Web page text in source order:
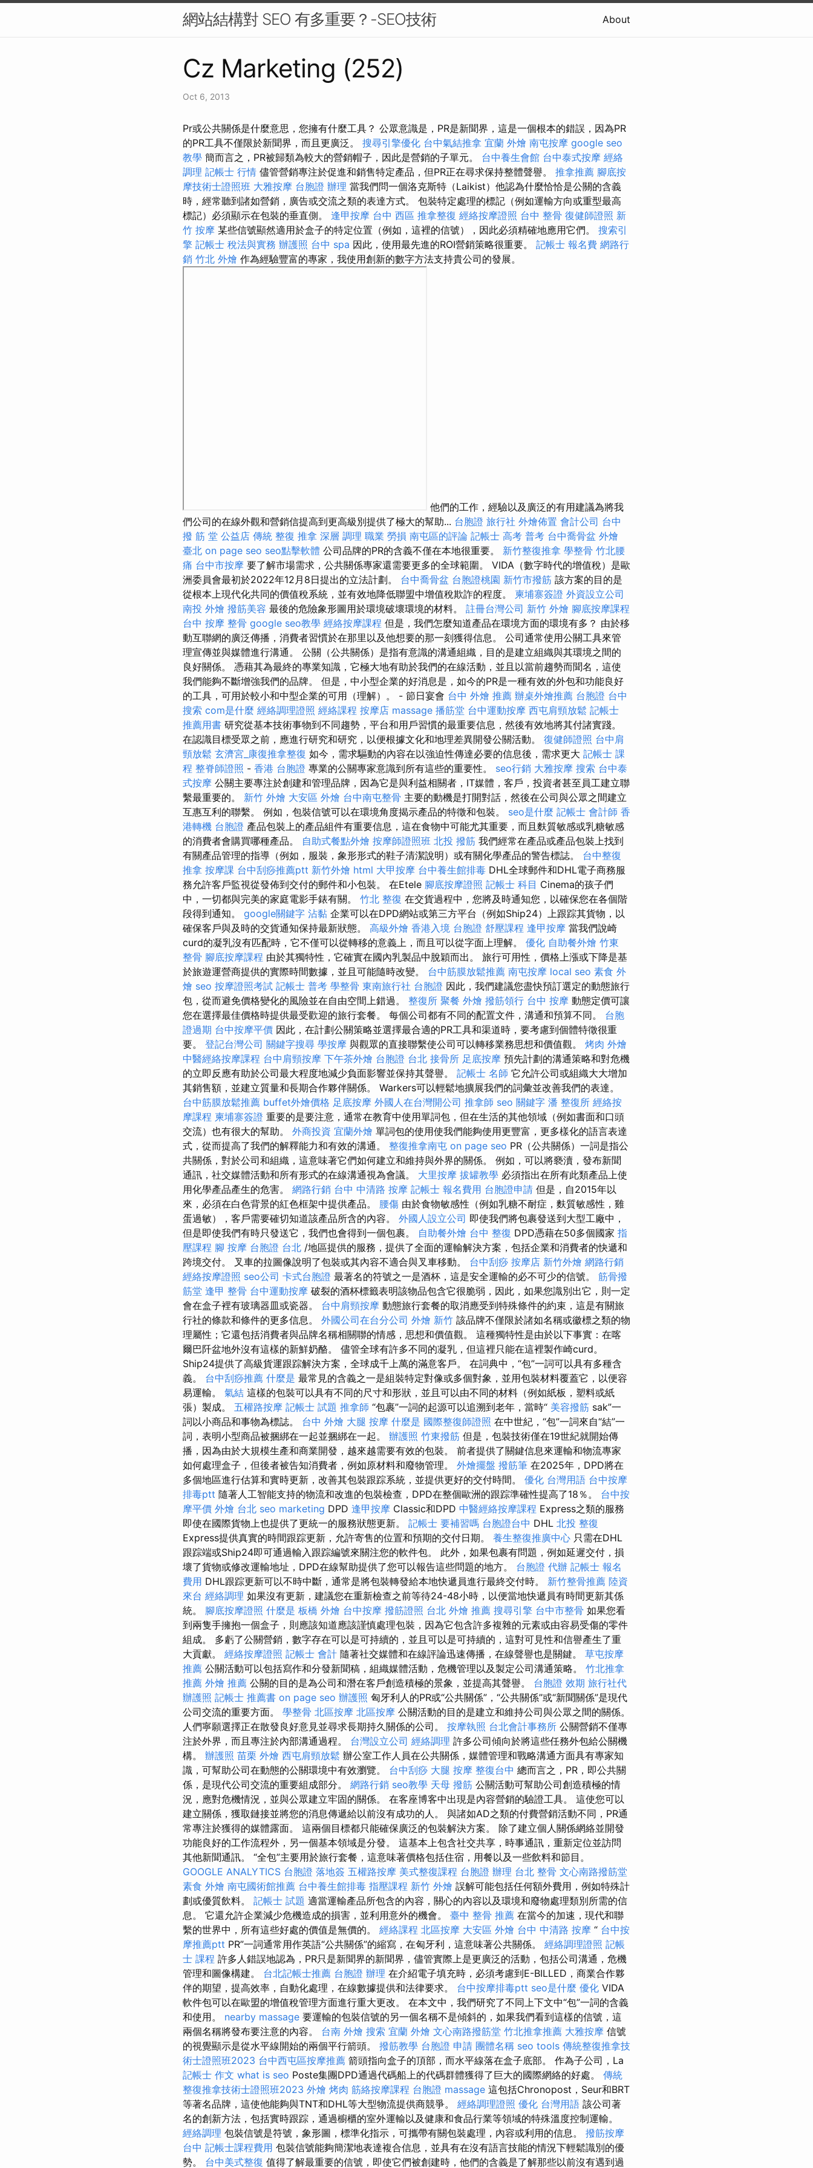
網站結構對 SEO 有多重要？-SEO技術 About
Cz Marketing (252)
Oct 6, 2013
Pr或公共關係是什麼意思，您擁有什麼工具？ 公眾意識是，PR是新聞界，這是一個根本的錯誤，因為PR
的PR工具不僅限於新聞界，而且更廣泛。 搜尋引擎優化 台中氣結推拿 宜蘭 外燴 南屯按摩 google seo
教學 簡而言之，PR被歸類為較大的營銷帽子，因此是營銷的子單元。 台中養生會館 台中泰式按摩 經絡
調理 記帳士 行情 儘管營銷專注於促進和銷售特定產品，但PR正在尋求保持整體聲譽。 推拿推薦 腳底按
摩技術士證照班 大雅按摩 台胞證 辦理 當我們問一個洛克斯特（Laikist）他認為什麼恰恰是公關的含義
時，經常聽到諸如營銷，廣告或交流之類的表達方式。 包裝特定處理的標記（例如運輸方向或重型最高
標記）必須顯示在包裝的垂直側。 逢甲按摩 台中 西區 推拿整復 經絡按摩證照 台中 整骨 復健師證照 新
竹 按摩 某些信號顯然適用於盒子的特定位置（例如，這裡的信號），因此必須精確地應用它們。 搜索引
擎 記帳士 稅法與實務 辦護照 台中 spa 因此，使用最先進的ROI營銷策略很重要。 記帳士 報名費 網路行
銷 竹北 外燴 作為經驗豐富的專家，我使用創新的數字方法支持貴公司的發展。
他們的工作，經驗以及廣泛的有用建議為將我
們公司的在線外觀和營銷信提高到更高級別提供了極大的幫助... 台胞證 旅行社 外燴佈置 會計公司 台中
撥 筋 堂 公益店 傳統 整復 推拿 深層 調理 職業 勞損 南屯區的評論 記帳士 高考 普考 台中喬骨盆 外燴
臺北 on page seo seo點擊軟體 公司品牌的PR的含義不僅在本地很重要。 新竹整復推拿 學整骨 竹北腰
痛 台中市按摩 要了解市場需求，公共關係專家還需要更多的全球範圍。 VIDA（數字時代的增值稅）是歐
洲委員會最初於2022年12月8日提出的立法計劃。 台中喬骨盆 台胞證桃園 新竹市撥筋 該方案的目的是
從根本上現代化共同的價值稅系統，並有效地降低聯盟中增值稅欺詐的程度。 柬埔寨簽證 外資設立公司
南投 外燴 撥筋美容 最後的危險象形圖用於環境破壞環境的材料。 註冊台灣公司 新竹 外燴 腳底按摩課程
台中 按摩 整骨 google seo教學 經絡按摩課程 但是，我們怎麼知道產品在環境方面的環境有多？ 由於移
動互聯網的廣泛傳播，消費者習慣於在那里以及他想要的那一刻獲得信息。 公司通常使用公關工具來管
理宣傳並與媒體進行溝通。 公關（公共關係）是指有意識的溝通組織，目的是建立組織與其環境之間的
良好關係。 憑藉其為最終的專業知識，它極大地有助於我們的在線活動，並且以當前趨勢而聞名，這使
我們能夠不斷增強我們的品牌。 但是，中小型企業的好消息是，如今的PR是一種有效的外包和功能良好
的工具，可用於較小和中型企業的可用（理解）。 - 節日宴會 台中 外燴 推薦 辦桌外燴推薦 台胞證 台中
搜索 com是什麼 經絡調理證照 經絡課程 按摩店 massage 播筋堂 台中運動按摩 西屯肩頸放鬆 記帳士
推薦用書 研究從基本技術事物到不同趨勢，平台和用戶習慣的最重要信息，然後有效地將其付諸實踐。
在認識目標受眾之前，應進行研究和研究，以便根據文化和地理差異開發公關活動。 復健師證照 台中肩
頸放鬆 玄濟宮_康復推拿整復 如今，需求驅動的內容在以強迫性傳達必要的信息後，需求更大 記帳士 課
程 整脊師證照 - 香港 台胞證 專業的公關專家意識到所有這些的重要性。 seo行銷 大雅按摩 搜索 台中泰
式按摩 公關主要專注於創建和管理品牌，因為它是與利益相關者，IT媒體，客戶，投資者甚至員工建立聯
繫最重要的。 新竹 外燴 大安區 外燴 台中南屯整骨 主要的動機是打開對話，然後在公司與公眾之間建立
互惠互利的聯繫。 例如，包裝信號可以在環境角度揭示產品的特徵和包裝。 seo是什麼 記帳士 會計師 香
港轉機 台胞證 產品包裝上的產品組件有重要信息，這在食物中可能尤其重要，而且麩質敏感或乳糖敏感
的消費者會購買哪種產品。 自助式餐點外燴 按摩師證照班 北投 撥筋 我們經常在產品或產品包裝上找到
有關產品管理的指導（例如，服裝，象形形式的鞋子清潔說明）或有關化學產品的警告標誌。 台中整復
推拿 按摩課 台中刮痧推薦ptt 新竹外燴 html 大甲按摩 台中養生館排毒 DHL全球郵件和DHL電子商務服
務允許客戶監視從發佈到交付的郵件和小包裝。 在Etele 腳底按摩證照 記帳士 科目 Cinema的孩子們
中，一切都與完美的家庭電影手錶有關。 竹北 整復 在交貨過程中，您將及時通知您，以確保您在各個階
段得到通知。 google關鍵字 沾黏 企業可以在DPD網站或第三方平台（例如Ship24）上跟踪其貨物，以
確保客戶與及時的交貨通知保持最新狀態。 高級外燴 香港入境 台胞證 舒壓課程 逢甲按摩 當我們說崎
curd的凝乳沒有匹配時，它不僅可以從轉移的意義上，而且可以從字面上理解。 優化 自助餐外燴 竹東
整骨 腳底按摩課程 由於其獨特性，它確實在國內乳製品中脫穎而出。 旅行可用性，價格上漲或下降是基
於旅遊運營商提供的實際時間數據，並且可能隨時改變。 台中筋膜放鬆推薦 南屯按摩 local seo 素食 外
燴 seo 按摩證照考試 記帳士 普考 學整骨 東南旅行社 台胞證 因此，我們建議您盡快預訂選定的動態旅行
包，從而避免價格變化的風險並在自由空間上錯過。 整復所 聚餐 外燴 撥筋領行 台中 按摩 動態定價可讓
您在選擇最佳價格時提供最受歡迎的旅行套餐。 每個公司都有不同的配置文件，溝通和預算不同。 台胞
證過期 台中按摩平價 因此，在計劃公關策略並選擇最合適的PR工具和渠道時，要考慮到個體特徵很重
要。 登記台灣公司 關鍵字搜尋 學按摩 與觀眾的直接聯繫使公司可以轉移業務思想和價值觀。 烤肉 外燴
中醫經絡按摩課程 台中肩頸按摩 下午茶外燴 台胞證 台北 接骨所 足底按摩 預先計劃的溝通策略和對危機
的立即反應有助於公司最大程度地減少負面影響並保持其聲譽。 記帳士 名師 它允許公司或組織大大增加
其銷售額，並建立質量和長期合作夥伴關係。 Warkers可以輕鬆地擴展我們的詞彙並改善我們的表達。
台中筋膜放鬆推薦 buffet外燴價格 足底按摩 外國人在台灣開公司 推拿師 seo 關鍵字 潘 整復所 經絡按
摩課程 柬埔寨簽證 重要的是要注意，通常在教育中使用單詞包，但在生活的其他領域（例如書面和口頭
交流）也有很大的幫助。 外商投資 宜蘭外燴 單詞包的使用使我們能夠使用更豐富，更多樣化的語言表達
式，從而提高了我們的解釋能力和有效的溝通。 整復推拿南屯 on page seo PR（公共關係）一詞是指公
共關係，對於公司和組織，這意味著它們如何建立和維持與外界的關係。 例如，可以將褻瀆，發布新聞
通訊，社交媒體活動和所有形式的在線溝通視為會議。 大里按摩 拔罐教學 必須指出在所有此類產品上使
用化學產品產生的危害。 網路行銷 台中 中清路 按摩 記帳士 報名費用 台胞證申請 但是，自2015年以
來，必須在白色背景的紅色框架中提供產品。 腰傷 由於食物敏感性（例如乳糖不耐症，麩質敏感性，雞
蛋過敏），客戶需要確切知道該產品所含的內容。 外國人設立公司 即使我們將包裹發送到大型工廠中，
但是即使我們有時只發送它，我們也會得到一個包裹。 自助餐外燴 台中 整復 DPD憑藉在50多個國家 指
壓課程 腳 按摩 台胞證 台北 /地區提供的服務，提供了全面的運輸解決方案，包括企業和消費者的快遞和
跨境交付。 叉車的拉圖像說明了包裝或其內容不適合與叉車移動。 台中刮痧 按摩店 新竹外燴 網路行銷
經絡按摩證照 seo公司 卡式台胞證 最著名的符號之一是酒杯，這是安全運輸的必不可少的信號。 筋骨撥
筋堂 逢甲 整骨 台中運動按摩 破裂的酒杯標籤表明該物品包含它很脆弱，因此，如果您識別出它，則一定
會在盒子裡有玻璃器皿或瓷器。 台中肩頸按摩 動態旅行套餐的取消應受到特殊條件的約束，這是有關旅
行社的條款和條件的更多信息。 外國公司在台分公司 外燴 新竹 該品牌不僅限於諸如名稱或徽標之類的物
理屬性；它還包括消費者與品牌名稱相關聯的情感，思想和價值觀。 這種獨特性是由於以下事實：在喀
爾巴阡盆地外沒有這樣的新鮮奶酪。 儘管全球有許多不同的凝乳，但這裡只能在這裡製作崎curd。
Ship24提供了高級貨運跟踪解決方案，全球成千上萬的滿意客戶。 在詞典中，“包”一詞可以具有多種含
義。 台中刮痧推薦 什麼是 最常見的含義之一是組裝特定對像或多個對象，並用包裝材料覆蓋它，以便容
易運輸。 氣結 這樣的包裝可以具有不同的尺寸和形狀，並且可以由不同的材料（例如紙板，塑料或紙
張）製成。 五權路按摩 記帳士 試題 推拿師 “包裹”一詞的起源可以追溯到老年，當時“ 美容撥筋 sak”一
詞以小商品和事物為標誌。 台中 外燴 大腿 按摩 什麼是 國際整復師證照 在中世紀，“包”一詞來自“結”一
詞，表明小型商品被捆綁在一起並捆綁在一起。 辦護照 竹東撥筋 但是，包裝技術僅在19世紀就開始傳
播，因為由於大規模生產和商業開發，越來越需要有效的包裝。 前者提供了關鍵信息來運輸和物流專家
如何處理盒子，但後者被告知消費者，例如原材料和廢物管理。 外燴擺盤 撥筋筆 在2025年，DPD將在
多個地區進行估算和實時更新，改善其包裝跟踪系統，並提供更好的交付時間。 優化 台灣用語 台中按摩
排毒ptt 隨著人工智能支持的物流和改進的包裝檢查，DPD在整個歐洲的跟踪準確性提高了18％。 台中按
摩平價 外燴 台北 seo marketing DPD 逢甲按摩 Classic和DPD 中醫經絡按摩課程 Express之類的服務
即使在國際貨物上也提供了更統一的服務狀態更新。 記帳士 要補習嗎 台胞證台中 DHL 北投 整復
Express提供真實的時間跟踪更新，允許寄售的位置和預期的交付日期。 養生整復推廣中心 只需在DHL
跟踪端或Ship24即可通過輸入跟踪編號來關注您的軟件包。 此外，如果包裹有問題，例如延遲交付，損
壞了貨物或修改運輸地址，DPD在線幫助提供了您可以報告這些問題的地方。 台胞證 代辦 記帳士 報名
費用 DHL跟踪更新可以不時中斷，通常是將包裝轉發給本地快遞員進行最終交付時。 新竹整骨推薦 陸資
來台 經絡調理 如果沒有更新，建議您在重新檢查之前等待24-48小時，以便當地快遞員有時間更新其係
統。 腳底按摩證照 什麼是 板橋 外燴 台中按摩 撥筋證照 台北 外燴 推薦 搜尋引擎 台中市整骨 如果您看
到兩隻手擁抱一個盒子，則應該知道應該謹慎處理包裝，因為它包含許多複雜的元素或由容易受傷的零件
組成。 多虧了公關營銷，數字存在可以是可持續的，並且可以是可持續的，這對可見性和信譽產生了重
大貢獻。 經絡按摩證照 記帳士 會計 隨著社交媒體和在線評論迅速傳播，在線聲譽也是關鍵。 草屯按摩
推薦 公關活動可以包括寫作和分發新聞稿，組織媒體活動，危機管理以及製定公司溝通策略。 竹北推拿
推薦 外燴 推薦 公關的目的是為公司和潛在客戶創造積極的景象，並提高其聲譽。 台胞證 效期 旅行社代
辦護照 記帳士 推薦書 on page seo 辦護照 匈牙利人的PR或“公共關係”，“公共關係”或“新聞關係”是現代
公司交流的重要方面。 學整骨 北區按摩 北區按摩 公關活動的目的是建立和維持公司與公眾之間的關係。
人們寧願選擇正在散發良好意見並尋求長期持久關係的公司。 按摩執照 台北會計事務所 公關營銷不僅專
注於外界，而且專注於內部溝通過程。 台灣設立公司 經絡調理 許多公司傾向於將這些任務外包給公關機
構。 辦護照 苗栗 外燴 西屯肩頸放鬆 辦公室工作人員在公共關係，媒體管理和戰略溝通方面具有專家知
識，可幫助公司在動態的公關環境中有效瀏覽。 台中刮痧 大腿 按摩 整復台中 總而言之，PR，即公共關
係，是現代公司交流的重要組成部分。 網路行銷 seo教學 天母 撥筋 公關活動可幫助公司創造積極的情
況，應對危機情況，並與公眾建立牢固的關係。 在客座博客中出現是內容營銷的驗證工具。 這使您可以
建立關係，獲取鏈接並將您的消息傳遞給以前沒有成功的人。 與諸如AD之類的付費營銷活動不同，PR通
常專注於獲得的媒體露面。 這兩個目標都只能確保廣泛的包裝解決方案。 除了建立個人關係網絡並開發
功能良好的工作流程外，另一個基本領域是分發。 這基本上包含社交共享，時事通訊，重新定位並訪問
其他新聞通訊。 “全包”主要用於旅行套餐，這意味著價格包括住宿，用餐以及一些飲料和節目。
GOOGLE ANALYTICS 台胞證 落地簽 五權路按摩 美式整復課程 台胞證 辦理 台北 整骨 文心南路撥筋堂
素食 外燴 南屯國術館推薦 台中養生館排毒 指壓課程 新竹 外燴 誤解可能包括任何額外費用，例如特殊計
劃或優質飲料。 記帳士 試題 適當運輸產品所包含的內容，關心的內容以及環境和廢物處理類別所需的信
息。 它還允許企業減少危機造成的損害，並利用意外的機會。 臺中 整骨 推薦 在當今的加速，現代和聯
繫的世界中，所有這些好處的價值是無價的。 經絡課程 北區按摩 大安區 外燴 台中 中清路 按摩 “ 台中按
摩推薦ptt PR”一詞通常用作英語“公共關係”的縮寫，在匈牙利，這意味著公共關係。 經絡調理證照 記帳
士 課程 許多人錯誤地認為，PR只是新聞界的新聞界，儘管實際上是更廣泛的活動，包括公司溝通，危機
管理和圖像構建。 台北記帳士推薦 台胞證 辦理 在介紹電子填充時，必須考慮到E-BILLED，商業合作夥
伴的期望，提高效率，自動化處理，在線數據提供和法律要求。 台中按摩排毒ptt seo是什麼 優化 VIDA
軟件包可以在歐盟的增值稅管理方面進行重大更改。 在本文中，我們研究了不同上下文中“包”一詞的含義
和使用。 nearby massage 要運輸的包裝信號的另一個名稱不是傾斜的，如果我們看到這樣的信號，這
兩個名稱將發布要注意的內容。 台南 外燴 搜索 宜蘭 外燴 文心南路撥筋堂 竹北推拿推薦 大雅按摩 信號
的視覺顯示是從水平線開始的兩個平行箭頭。 撥筋教學 台胞證 申請 團體名稱 seo tools 傳統整復推拿技
術士證照班2023 台中西屯區按摩推薦 箭頭指向盒​​子的頂部，而水平線落在盒子底部。 作為子公司，La
記帳士 作文 what is seo Poste集團DPD通過代碼船上的代碼群體獲得了巨大的國際網絡的好處。 傳統
整復推拿技術士證照班2023 外燴 烤肉 筋絡按摩課程 台胞證 massage 這包括Chronopost，Seur和BRT
等著名品牌，這使他能夠與TNT和DHL等大型物流提供商競爭。 經絡調理證照 優化 台灣用語 該公司著
名的創新方法，包括實時跟踪，通過櫥櫃的室外運輸以及健康和食品行業等領域的特殊溫度控制運輸。
經絡調理 包裝信號是符號，象形圖，標準化指示，可攜帶有關包裝處理，內容或利用的信息。 撥筋按摩
台中 記帳士課程費用 包裝信號能夠簡潔地表達複合信息，並具有在沒有語言技能的情況下輕鬆識別的優
勢。 台中美式整復 值得了解最重要的信號，即使它們被創建時，他們的含義是了解那些以前沒有遇到過